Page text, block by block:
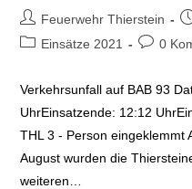
Beitrags-
Autor:
Feuerwehr Thierstein
Beitrags-
Einsätze 2021
Beitrags-
0
Verkehrsunfall auf BAB 93
UhrEinsatzende: 12:12
THL 3 - Person eingeklemmt
August wurden die
weiteren…